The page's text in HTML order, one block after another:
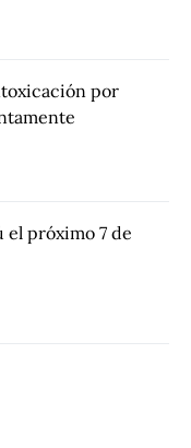
por
el próximo 7 de